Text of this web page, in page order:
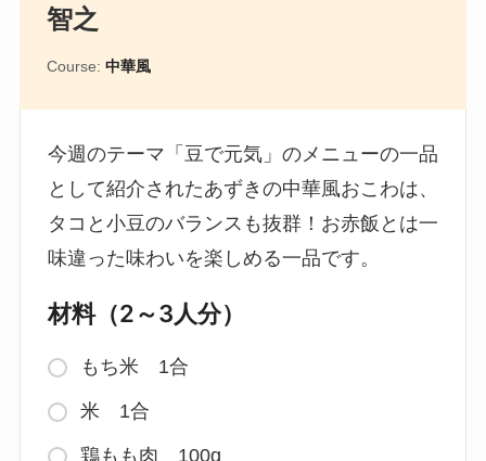
智之
Course: 中華風
今週のテーマ「豆で元気」のメニューの一品
として紹介されたあずきの中華風おこわは、
タコと小豆のバランスも抜群！お赤飯とは一
味違った味わいを楽しめる一品です。
材料（2～3人分）
もち米 1合
米 1合
鶏もも肉 100g